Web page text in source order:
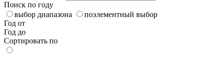
Поиск по году
выбор диапазона
поэлементный выбор
Год от
Год до
Сортировать по